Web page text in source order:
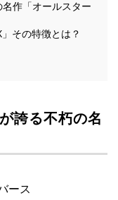
作「オールスター
その特徴とは？
誇る不朽の名
ース